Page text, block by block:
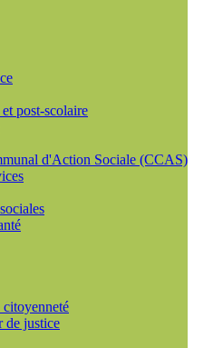
post-scolaire
d'Action Sociale (CCAS)
citoyenneté
de justice